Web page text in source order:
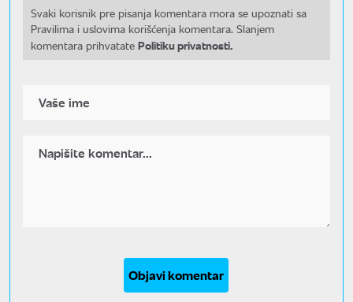
Svaki korisnik pre pisanja komentara mora se upoznati sa
Pravilima i uslovima korišćenja komentara. Slanjem
komentara prihvatate Politiku privatnosti.
Objavi komentar